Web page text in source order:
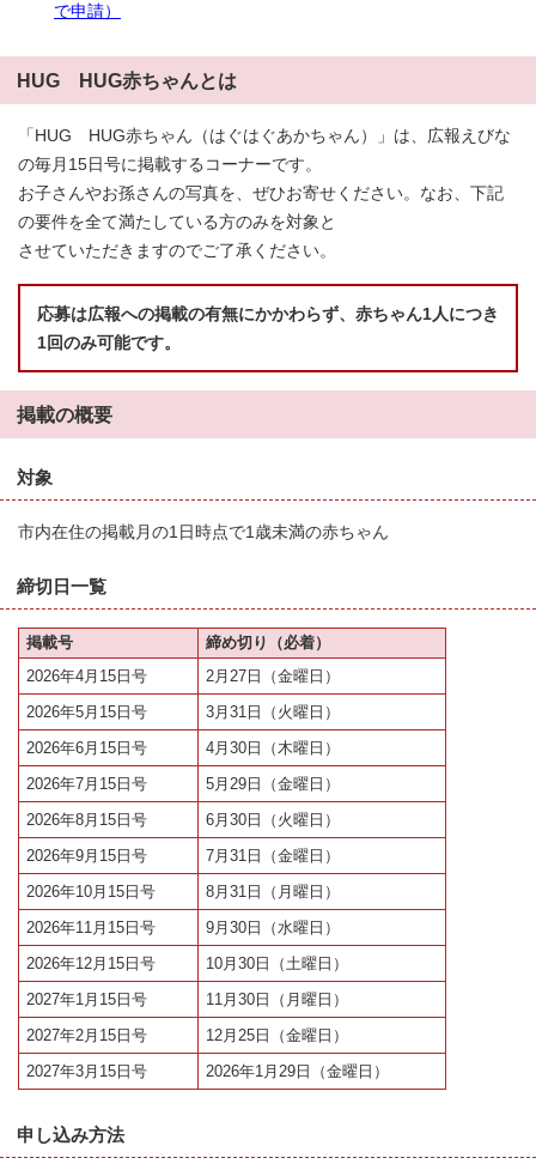
で申請）
HUG HUG赤ちゃんとは
「HUG HUG赤ちゃん（はぐはぐあかちゃん）」は、広報えびな
の毎月15日号に掲載するコーナーです。
お子さんやお孫さんの写真を、ぜひお寄せください。なお、下記
の要件を全て満たしている方のみを対象と
させていただきますのでご了承ください。
応募は広報への掲載の有無にかかわらず、赤ちゃん1人につき
1回のみ可能です。
掲載の概要
対象
市内在住の掲載月の1日時点で1歳未満の赤ちゃん
締切日一覧
掲載号
締め切り（必着）
2026年4月15日号
2月27日（金曜日）
2026年5月15日号
3月31日（火曜日）
2026年6月15日号
4月30日（木曜日）
2026年7月15日号
5月29日（金曜日）
2026年8月15日号
6月30日（火曜日）
2026年9月15日号
7月31日（金曜日）
2026年10月15日号
8月31日（月曜日）
2026年11月15日号
9月30日（水曜日）
2026年12月15日号
10月30日（土曜日）
2027年1月15日号
11月30日（月曜日）
2027年2月15日号
12月25日（金曜日）
2027年3月15日号
2026年1月29日（金曜日）
申し込み方法